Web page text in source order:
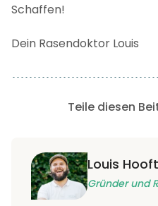
Schaffen!
Dein Rasendoktor Louis
Teile diesen
Louis Hooft
Gründer und